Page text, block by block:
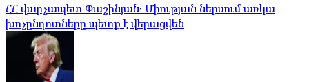
ՀՀ վարչապետ Փաշինյան․ Միության ներսում առկա
խոչընդոտները պետք է վերացվեն